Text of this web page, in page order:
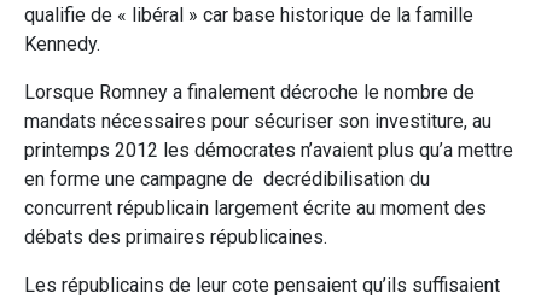
qualifie de « libéral » car base historique de la famille
Kennedy.
Lorsque Romney a finalement décroche le nombre de
mandats nécessaires pour sécuriser son investiture, au
printemps 2012 les démocrates n’avaient plus qu’a mettre
en forme une campagne de decrédibilisation du
concurrent républicain largement écrite au moment des
débats des primaires républicaines.
Les républicains de leur cote pensaient qu’ils suffisaient